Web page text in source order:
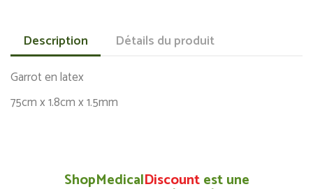
Description Détails du produit
Garrot en latex
75cm x 1.8cm x 1.5mm
ShopMedicalDiscountest une